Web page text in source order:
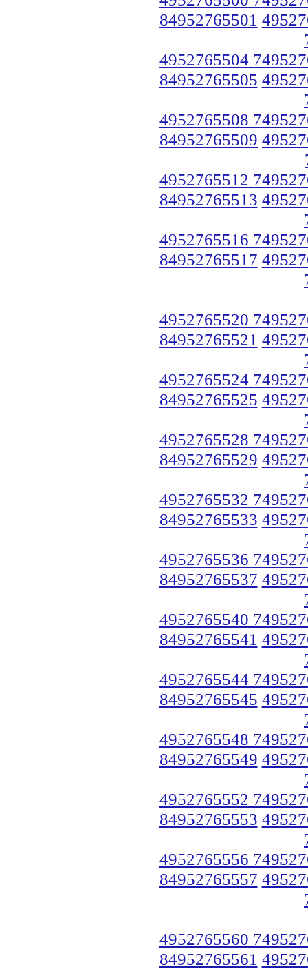
84952765501
4952765504
84952765505
4952765508
84952765509
4952765512
84952765513
4952765516
84952765517
4952765520
84952765521
4952765524
84952765525
4952765528
84952765529
4952765532
84952765533
4952765536
84952765537
4952765540
84952765541
4952765544
84952765545
4952765548
84952765549
4952765552
84952765553
4952765556
84952765557
4952765560
84952765561